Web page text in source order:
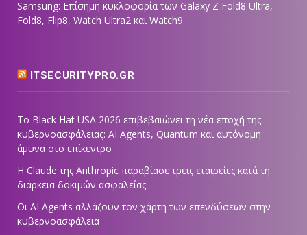
Samsung: Επίσημη κυκλοφορία των Galaxy Z Fold8 Ultra,
Fold8, Flip8, Watch Ultra2 και Watch9
ITSECURITYPRO.GR
Το Black Hat USA 2026 επιβεβαιώνει τη νέα εποχή της
κυβερνοασφάλειας: AI Agents, Quantum και αυτόνομη
άμυνα στο επίκεντρο
Η Claude της Anthropic παραβίασε τρεις εταιρείες κατά τη
διάρκεια δοκιμών ασφαλείας
Οι AI Agents αλλάζουν τον χάρτη των επενδύσεων στην
κυβερνοασφάλεια